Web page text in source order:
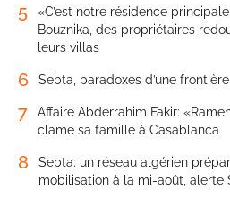
5
«C’est notre résidence
Bouznika, des propriétaires
leurs villas
6 Sebta, paradoxes d’une
7
Affaire Abderrahim Fakir:
clame sa famille à Casablanca
8
Sebta: un réseau algérien
mobilisation à la mi-août, alerte